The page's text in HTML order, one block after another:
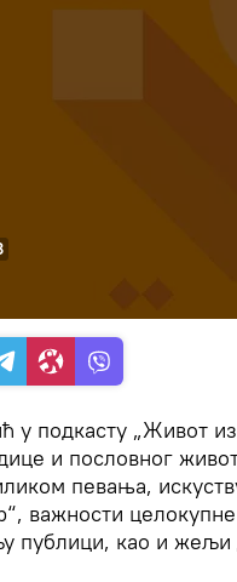
у подкасту „Живот
и пословног
певања,
важности
публици, као и жељи